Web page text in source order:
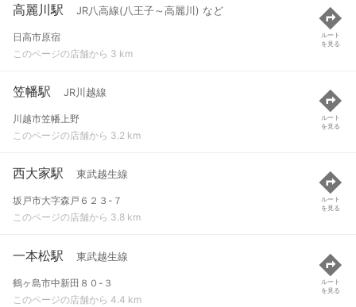
高麗川駅 JR八高線(八王子～高麗川) など
日高市原宿
このページの店舗から 3 km
ルート
を見る
笠幡駅 JR川越線
川越市笠幡上野
このページの店舗から 3.2 km
ルート
を見る
西大家駅 東武越生線
坂戸市大字森戸６２３-７
このページの店舗から 3.8 km
ルート
を見る
一本松駅 東武越生線
鶴ヶ島市中新田８０-３
このページの店舗から 4.4 km
ルート
を見る